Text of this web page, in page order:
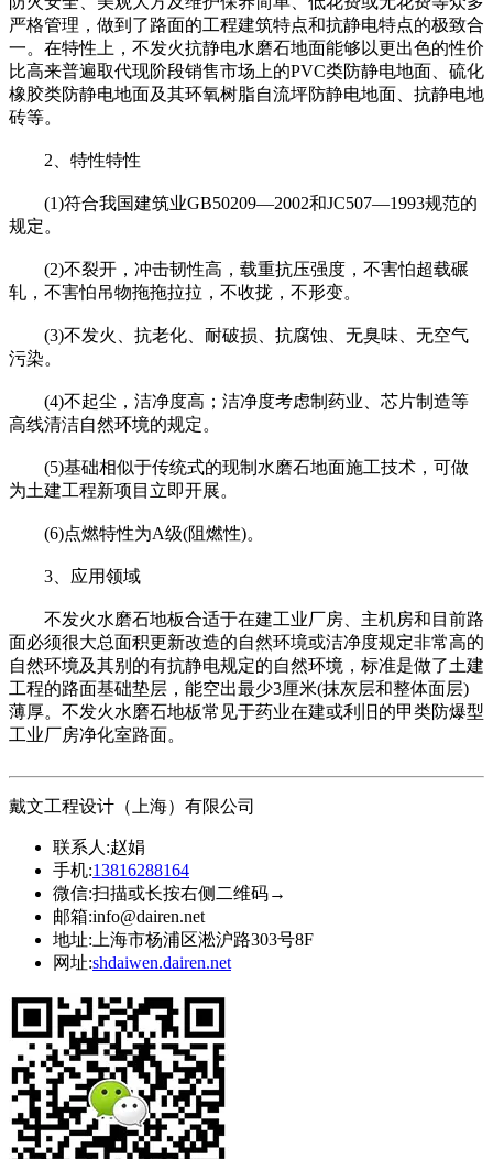
严格管理，做到了路面的工程建筑特点和抗静电特点的极致合
一。在特性上，不发火抗静电水磨石地面能够以更出色的性价
比高来普遍取代现阶段销售市场上的PVC类防静电地面、硫化
橡胶类防静电地面及其环氧树脂自流坪防静电地面、抗静电地
砖等。
2、特性特性
(1)符合我国建筑业GB50209—2002和JC507—1993规范的
规定。
(2)不裂开，冲击韧性高，载重抗压强度，不害怕超载碾
轧，不害怕吊物拖拖拉拉，不收拢，不形变。
(3)不发火、抗老化、耐破损、抗腐蚀、无臭味、无空气
污染。
(4)不起尘，洁净度高；洁净度考虑制药业、芯片制造等
高线清洁自然环境的规定。
(5)基础相似于传统式的现制水磨石地面施工技术，可做
为土建工程新项目立即开展。
(6)点燃特性为A级(阻燃性)。
3、应用领域
不发火水磨石地板合适于在建工业厂房、主机房和目前路
面必须很大总面积更新改造的自然环境或洁净度规定非常高的
自然环境及其别的有抗静电规定的自然环境，标准是做了土建
工程的路面基础垫层，能空出最少3厘米(抹灰层和整体面层)
薄厚。不发火水磨石地板常见于药业在建或利旧的甲类防爆型
工业厂房净化室路面。
戴文工程设计（上海）有限公司
联系人:赵娟
手机:13816288164
微信:扫描或长按右侧二维码→
邮箱:info@dairen.net
地址: 上海市杨浦区淞沪路303号8F
网址:shdaiwen.dairen.net